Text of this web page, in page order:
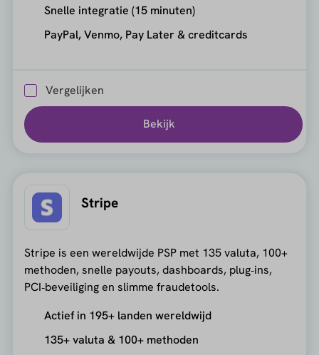
Snelle integratie (15 minuten)
PayPal, Venmo, Pay Later & creditcards
Vergelijken
Bekijk
Stripe
Stripe is een wereldwijde PSP met 135 valuta, 100+
methoden, snelle payouts, dashboards, plug‑ins,
PCI‑beveiliging en slimme fraudetools.
Actief in 195+ landen wereldwijd
135+ valuta & 100+ methoden